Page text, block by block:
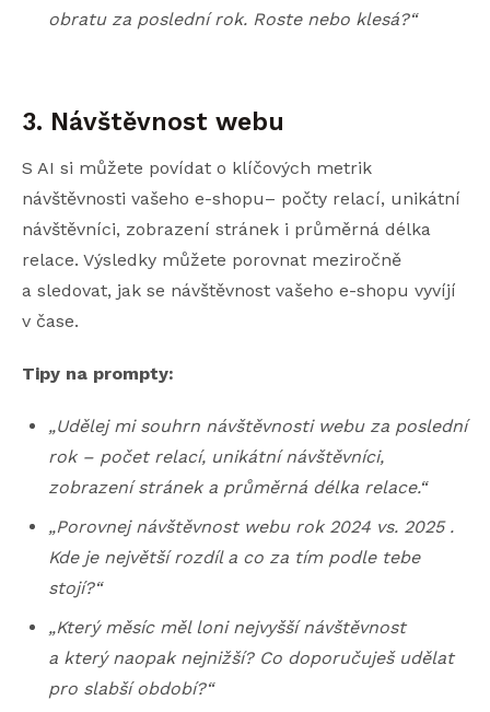
obratu za poslední rok. Roste nebo klesá?“
3. Návštěvnost webu
S AI si můžete povídat o klíčových metrik
návštěvnosti vašeho e-shopu– počty relací, unikátní
návštěvníci, zobrazení stránek i průměrná délka
relace. Výsledky můžete porovnat meziročně
a sledovat, jak se návštěvnost vašeho e-shopu vyvíjí
v čase.
Tipy na prompty:
„Udělej mi souhrn návštěvnosti webu za poslední
rok – počet relací, unikátní návštěvníci,
zobrazení stránek a průměrná délka relace.“
„Porovnej návštěvnost webu rok 2024 vs. 2025 .
Kde je největší rozdíl a co za tím podle tebe
stojí?“
„Který měsíc měl loni nejvyšší návštěvnost
a který naopak nejnižší? Co doporučuješ udělat
pro slabší období?“